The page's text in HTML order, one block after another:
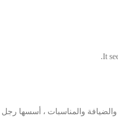
It
رجل الأعمال السيد شعيب عمر الدوري عام